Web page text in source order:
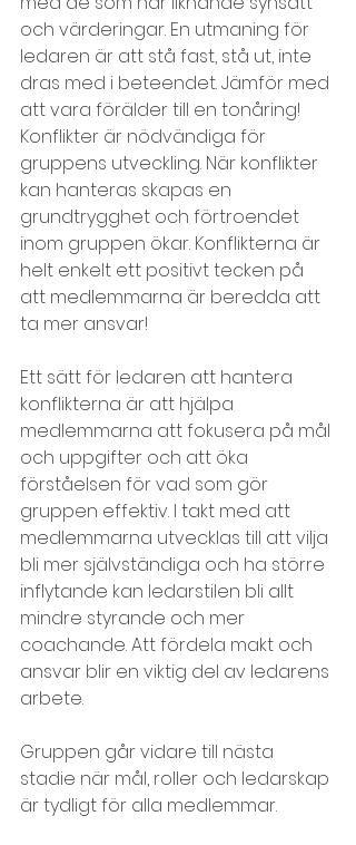
och värderingar. En utmaning för
ledaren är att stå fast, stå ut, inte
dras med i beteendet. Jämför med
att vara förälder till en tonåring!
Konflikter är nödvändiga för
gruppens utveckling. När konflikter
kan hanteras skapas en
grundtrygghet och förtroendet
inom gruppen ökar. Konflikterna är
helt enkelt ett positivt tecken på
att medlemmarna är beredda att
ta mer ansvar!
Ett sätt för ledaren att hantera
konflikterna är att hjälpa
medlemmarna att fokusera på mål
och uppgifter och att öka
förståelsen för vad som gör
gruppen effektiv. I takt med att
medlemmarna utvecklas till att vilja
bli mer självständiga och ha större
inflytande kan ledarstilen bli allt
mindre styrande och mer
coachande. Att fördela makt och
ansvar blir en viktig del av ledarens
arbete.
Gruppen går vidare till nästa
stadie när mål, roller och ledarskap
är tydligt för alla medlemmar.